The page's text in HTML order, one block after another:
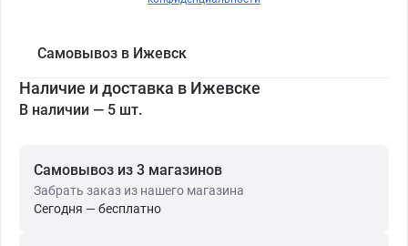
Самовывоз в Ижевск
Наличие и доставка в Ижевске
В наличии — 5 шт.
Самовывоз из 3 магазинов
Забрать заказ из нашего магазина
Сегодня — бесплатно